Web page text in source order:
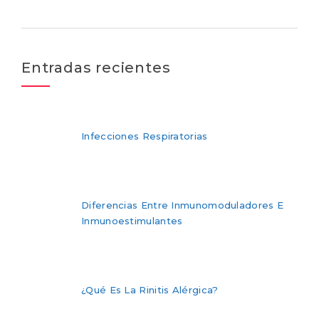
Entradas recientes
Infecciones Respiratorias
Diferencias Entre Inmunomoduladores E
Inmunoestimulantes
¿Qué Es La Rinitis Alérgica?